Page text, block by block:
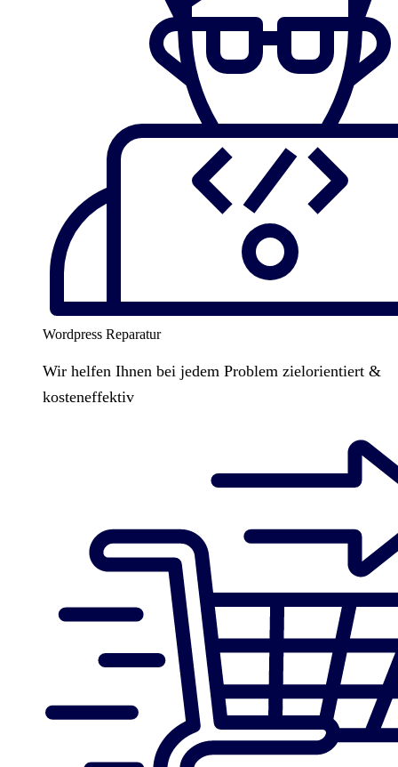
Wordpress Reparatur
Wir helfen Ihnen bei jedem Problem zielorientiert &
kosteneffektiv